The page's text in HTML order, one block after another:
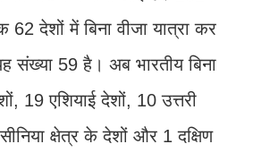
62 देशों में बिना वीजा यात्रा कर
59 है। अब भारतीय बिना
19 एशियाई देशों, 10 उत्तरी
क्षेत्र के देशों और 1 दक्षिण